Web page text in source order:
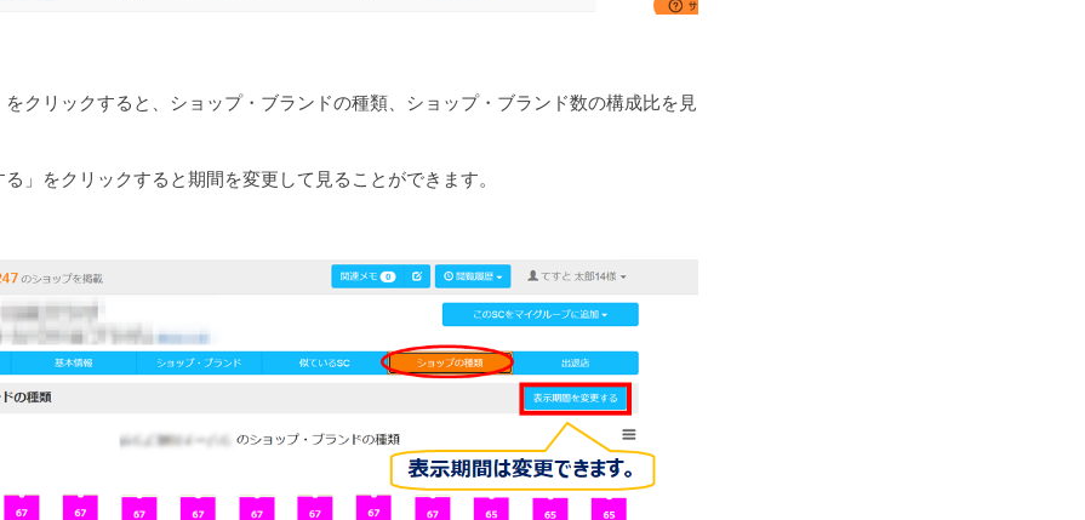
をクリックすると、ショップ・ブランドの種類、ショップ・ブランド数の構成比を見
る」をクリックすると期間を変更して見ることができます。